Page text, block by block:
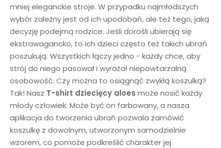
mniej eleganckie stroje. W przypadku najmłodszych
wybór zależny jest od ich upodobań, ale też tego, jaką
decyzję podejmą rodzice. Jeśli dorośli ubierają się
ekstrawagancko, to ich dzieci często też takich ubrań
poszukują. Wszystkich łączy jedno - każdy chce, aby
strój do niego pasował i wyrażał niepowtarzalną
osobowość. Czy można to osiągnąć zwykłą koszulką?
Tak! Nasz T-shirt dziecięcy aloes może nosić każdy
młody człowiek. Może być on farbowany, a nasza
aplikacja do tworzenia ubrań pozwala zamówić
koszulkę z dowolnym, utworzonym samodzielnie
wzorem, co pomoże podkreślić charakter jej